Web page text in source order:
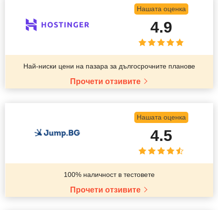
Нашата оценка
4.9
Най-ниски цени на пазара за дългосрочните планове
Прочети отзивите
Нашата оценка
4.5
100% наличност в тестовете
Прочети отзивите